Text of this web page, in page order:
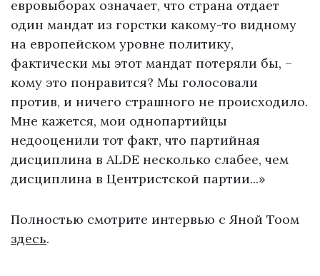
евровыборах означает, что страна отдает
один мандат из горстки какому-то видному
на европейском уровне политику,
фактически мы этот мандат потеряли бы, –
кому это понравится? Мы голосовали
против, и ничего страшного не происходило.
Мне кажется, мои однопартийцы
недооценили тот факт, что партийная
дисциплина в ALDE несколько слабее, чем
дисциплина в Центристской партии...»
Полностью смотрите интервью с Яной Тоом
здесь.